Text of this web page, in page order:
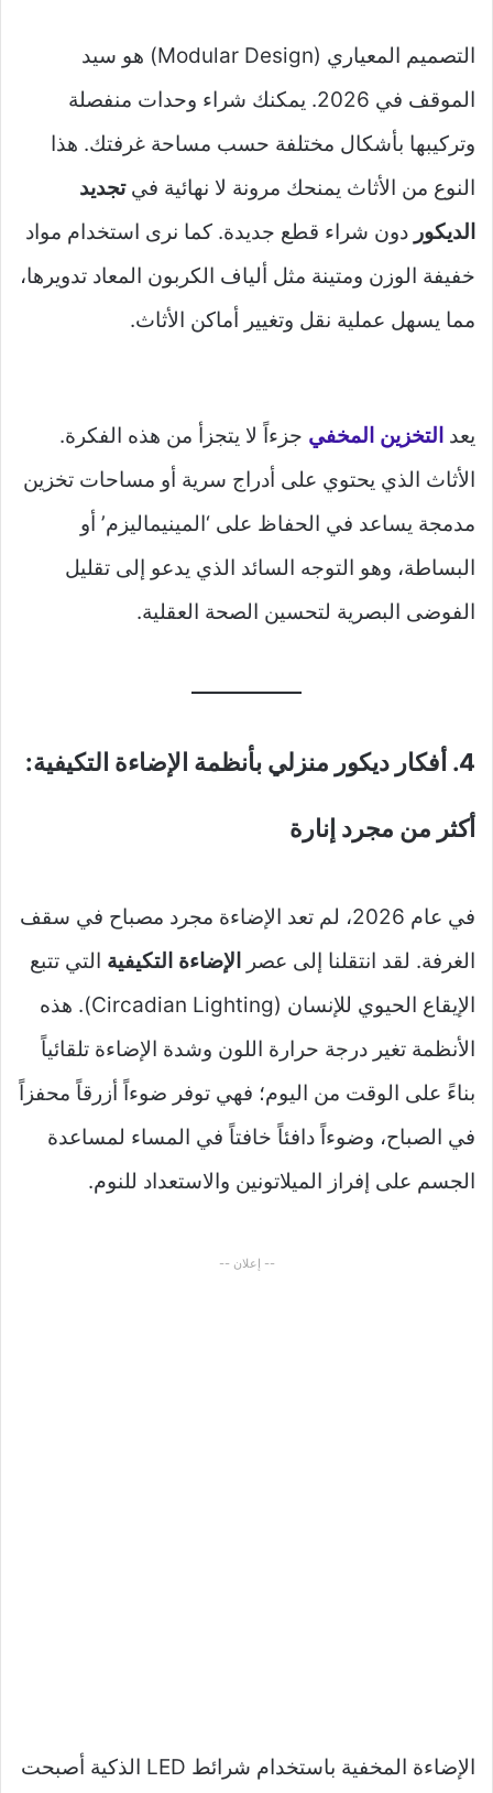
التصميم المعياري (Modular Design) هو سيد
الموقف في 2026. يمكنك شراء وحدات منفصلة
وتركيبها بأشكال مختلفة حسب مساحة غرفتك. هذا
النوع من الأثاث يمنحك مرونة لا نهائية فيتجديد
الديكور دون شراء قطع جديدة. كما نرى استخدام مواد
خفيفة الوزن ومتينة مثل ألياف الكربون المعاد تدويرها،
مما يسهل عملية نقل وتغيير أماكن الأثاث.
يعد التخزين المخفي جزءاً لا يتجزأ من هذه الفكرة.
الأثاث الذي يحتوي على أدراج سرية أو مساحات تخزين
مدمجة يساعد في الحفاظ على ‘المينيماليزم’ أو
البساطة، وهو التوجه السائد الذي يدعو إلى تقليل
الفوضى البصرية لتحسين الصحة العقلية.
4. أفكار ديكور منزلي بأنظمة الإضاءة التكيفية:
أكثر من مجرد إنارة
في عام 2026، لم تعد الإضاءة مجرد مصباح في سقف
الغرفة. لقد انتقلنا إلى عصر
الإضاءة التكيفية التي تتبع
الإيقاع الحيوي للإنسان (Circadian Lighting). هذه
الأنظمة تغير درجة حرارة اللون وشدة الإضاءة تلقائياً
بناءً على الوقت من اليوم؛ فهي توفر ضوءاً أزرقاً محفزاً
في الصباح، وضوءاً دافئاً خافتاً في المساء لمساعدة
الجسم على إفراز الميلاتونين والاستعداد للنوم.
-- إعلان --
الإضاءة المخفية باستخدام شرائط LED الذكية أصبحت